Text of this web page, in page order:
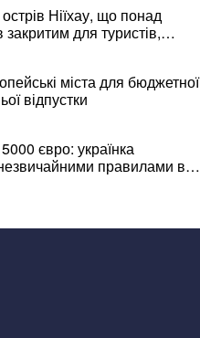
Ніїхау, що понад
закритим для туристів,
перших відвідувачів
міста для бюджетної
відпустки
євро: українка
правилами в
поділилася правдою